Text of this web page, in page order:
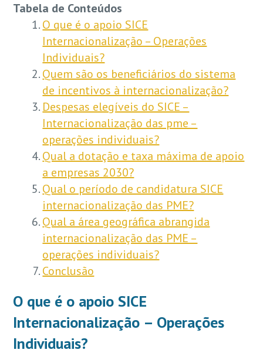
Tabela de Conteúdos
O que é o apoio SICE
Internacionalização – Operações
Individuais?
Quem são os beneficiários do sistema
de incentivos à internacionalização?
Despesas elegíveis do SICE –
Internacionalização das pme –
operações individuais?
Qual a dotação e taxa máxima de apoio
a empresas 2030?
Qual o período de candidatura SICE
internacionalização das PME?
Qual a área geográfica abrangida
internacionalização das PME –
operações individuais?
Conclusão
O que é o apoio SICE
Internacionalização – Operações
Individuais?